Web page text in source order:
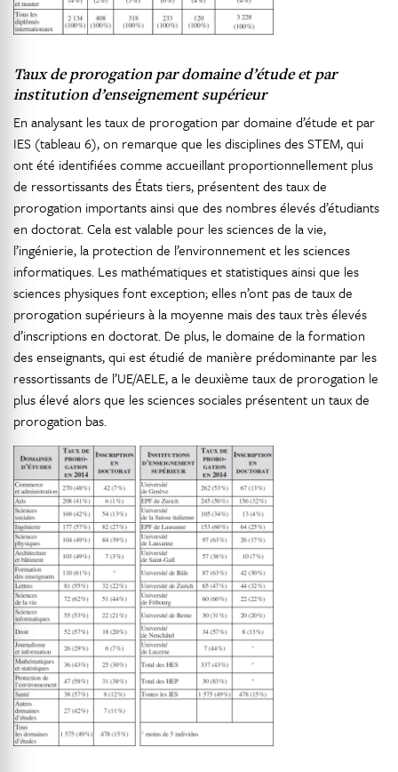
Taux de prorogation par domaine d’étude et par
institution d’enseignement supérieur
En analysant les taux de prorogation par domaine d’étude et par
IES (tableau 6), on remarque que les disciplines des STEM, qui
ont été identifiées comme accueillant proportionnellement plus
de ressortissants des États tiers, présentent des taux de
prorogation importants ainsi que des nombres élevés d’étudiants
en doctorat. Cela est valable pour les sciences de la vie,
l’ingénierie, la protection de l’environnement et les sciences
informatiques. Les mathématiques et statistiques ainsi que les
sciences physiques font exception; elles n’ont pas de taux de
prorogation supérieurs à la moyenne mais des taux très élevés
d’inscriptions en doctorat. De plus, le domaine de la formation
des enseignants, qui est étudié de manière prédominante par les
ressortissants de l’UE/AELE, a le deuxième taux de prorogation le
plus élevé alors que les sciences sociales présentent un taux de
prorogation bas.